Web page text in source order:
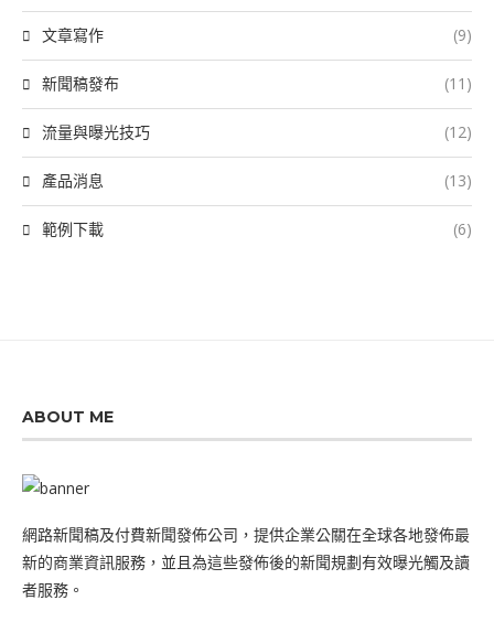
文章寫作 (9)
新聞稿發布 (11)
流量與曝光技巧 (12)
產品消息 (13)
範例下載 (6)
ABOUT ME
網路新聞稿及付費新聞發佈公司，提供企業公關在全球各地發佈最
新的商業資訊服務，並且為這些發佈後的新聞規劃有效曝光觸及讀
者服務。